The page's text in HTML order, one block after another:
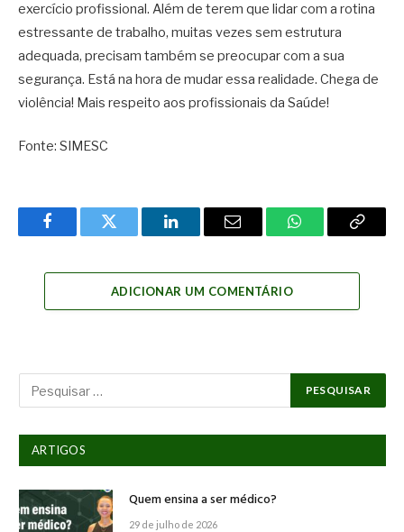
exercício profissional. Além de terem que lidar com a rotina
estressante de trabalho, muitas vezes sem estrutura
adequada, precisam também se preocupar com a sua
segurança. Está na hora de mudar essa realidade. Chega de
violência! Mais respeito aos profissionais da Saúde!
Fonte: SIMESC
FacebookTwitter LinkedInEmail WhatsAppCopy
ADICIONAR UM COMENTÁRIO
ARTIGOS
Quem ensina a ser médico?
29 de julho de 2026